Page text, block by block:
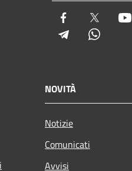
Facebook Twitter
Telegram
NOVITÀ
Notizie
Comunicati
Avvisi